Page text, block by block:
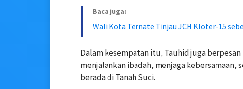
Baca juga:
Wali Kota Ternate Tinjau JCH Kloter-15
Dalam kesempatan itu, Tauhid juga
menjalankan ibadah, menjaga
berada di Tanah Suci.